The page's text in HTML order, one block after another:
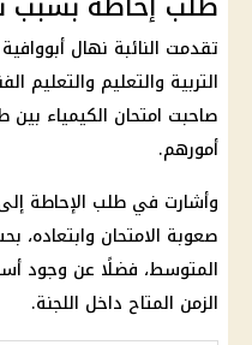
تقدمت النائبة نهال
التربية والتعليم والتعليم
صاحبت امتحان الكيمياء بين
أمورهم.
وأشارت في طلب الإحاطة
صعوبة الامتحان
المتوسط، فضلًا عن وجود
الزمن المتاح داخل اللجنة.